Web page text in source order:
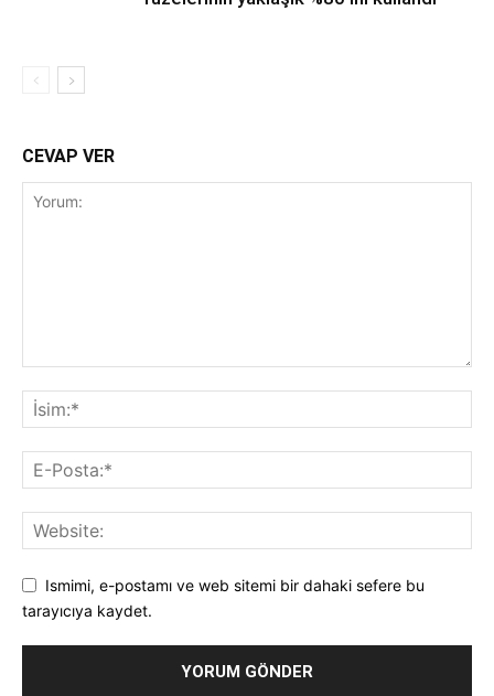
CEVAP VER
Ismimi, e-postamı ve web sitemi bir dahaki sefere bu
tarayıcıya kaydet.